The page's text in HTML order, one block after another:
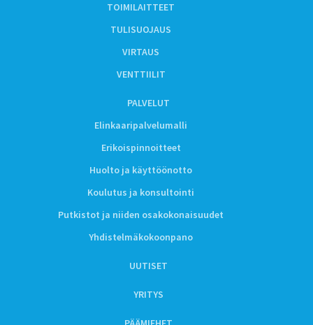
TOIMILAITTEET
TULISUOJAUS
VIRTAUS
VENTTIILIT
PALVELUT
Elinkaaripalvelumalli
Erikoispinnoitteet
Huolto ja käyttöönotto
Koulutus ja konsultointi
Putkistot ja niiden osakokonaisuudet
Yhdistelmäkokoonpano
UUTISET
YRITYS